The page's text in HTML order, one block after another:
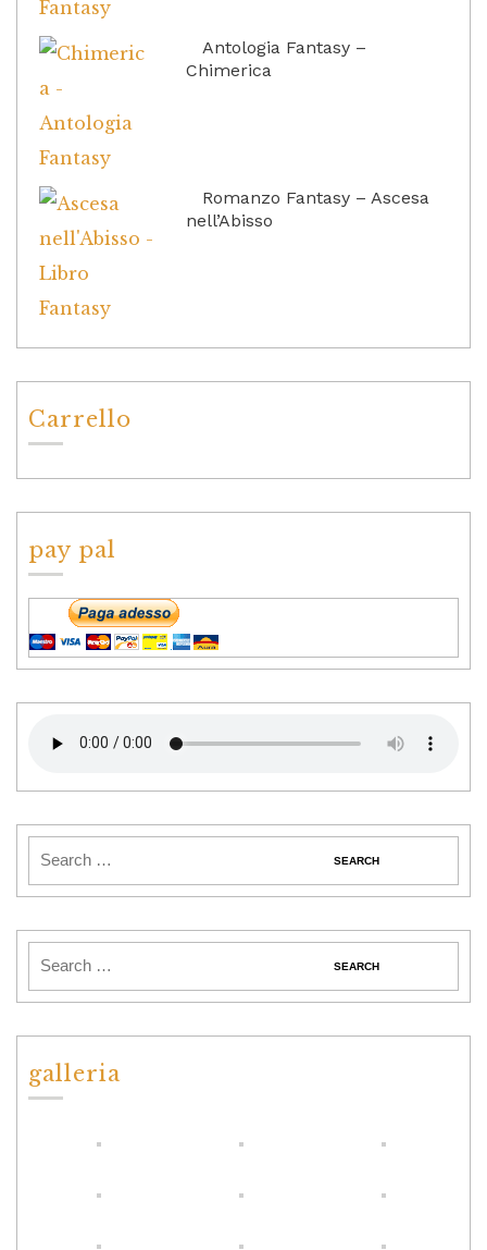
Antologia Fantasy –
Chimerica
Romanzo Fantasy – Ascesa
nell’Abisso
Carrello
pay pal
galleria